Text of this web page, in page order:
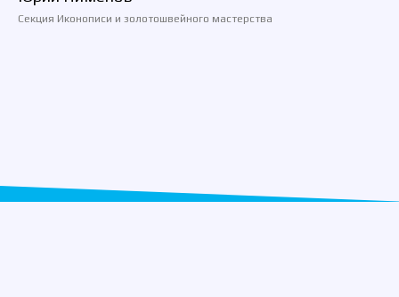
Секция Иконописи и золотошвейного мастерства